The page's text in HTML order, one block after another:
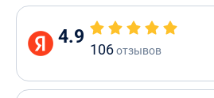
4.9
106отзывов